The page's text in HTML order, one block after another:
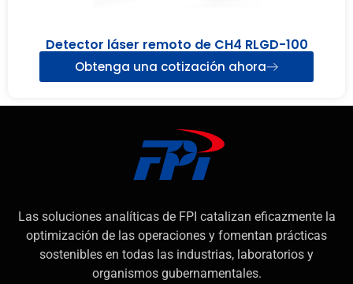
Detector láser remoto de CH4 RLGD-100
Obtenga una cotización ahora
Las soluciones analíticas de FPI catalizan eficazmente la
optimización de las operaciones y fomentan prácticas
sostenibles en todas las industrias, laboratorios y
organismos gubernamentales.